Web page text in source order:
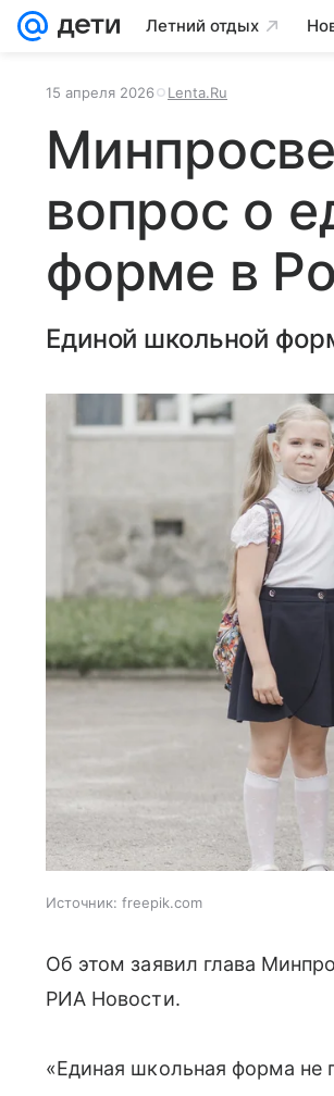
Летний отдых
15 апреля 2026 Lenta.Ru
вопрос о
форме в
Единой школьной
Источник: freepik.com
Об этом заявил глава
РИА Новости.
«Единая школьная форма не